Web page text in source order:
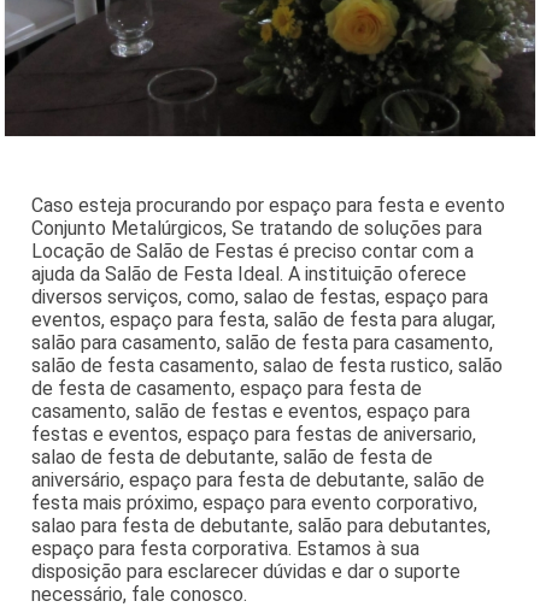
Caso esteja procurando por espaço para festa e evento
Conjunto Metalúrgicos, Se tratando de soluções para
Locação de Salão de Festas é preciso contar com a
ajuda da Salão de Festa Ideal. A instituição oferece
diversos serviços, como, salao de festas, espaço para
eventos, espaço para festa, salão de festa para alugar,
salão para casamento, salão de festa para casamento,
salão de festa casamento, salao de festa rustico, salão
de festa de casamento, espaço para festa de
casamento, salão de festas e eventos, espaço para
festas e eventos, espaço para festas de aniversario,
salao de festa de debutante, salão de festa de
aniversário, espaço para festa de debutante, salão de
festa mais próximo, espaço para evento corporativo,
salao para festa de debutante, salão para debutantes,
espaço para festa corporativa. Estamos à sua
disposição para esclarecer dúvidas e dar o suporte
necessário, fale conosco.